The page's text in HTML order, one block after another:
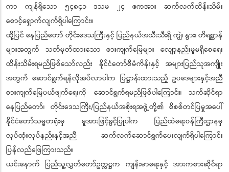
ကာ ကျန်ရှိသော ၅၄၈၄၁ ဒသမ ၂၄ ဧကအား ဆက်လက်ထိန်းသိမ်း
စောင့်ရှောက်လျက်ရှိပါကြောင်း။
ထို့ပြင် နေပြည်တော် တိုင်းဒေသကြီးနှင့် ပြည်နယ်အသီးသီးရှိ ကျွဲ၊ နွား၊ တိရစ္ဆာန်
များအတွက် သတ်မှတ်ထားသော စားကျက်မြေများ လျော့နည်းမှုမရှိစေရေး
ထိန်းသိမ်းရမည်ဖြစ်သော်လည်း နိုင်ငံတော်စီမံကိန်းနှင့် အများပြည်သူအကျိုး
အတွက် ဆောင်ရွက်ရန်လိုအပ်လာပါက ပြဋ္ဌာန်းထားသည့် ဥပဒေများနှင့်အညီ
စားကျက်မြေပယ်ဖျက်ရေးကို ဆောင်ရွက်ရမည်ဖြစ်ပါကြောင်း၊ သက်ဆိုင်ရာ
နေပြည်တော်၊ တိုင်းဒေသကြီး/ပြည်နယ်အစိုးရအဖွဲ့တို့၏ စိစစ်တင်ပြမှုအပေါ်
နိုင်ငံတော်သမ္မတရုံးမှ မူအားဖြင့်ခွင့်ပြုပါက ပြည်ထဲရေးဝန်ကြီးဌာနမှ
လုပ်ထုံးလုပ်နည်းနှင့်အညီ ဆက်လက်ဆောင်ရွက်ပေးလျက်ရှိပါကြောင်း
ပြန်လည်ဖြေကြားသည်။
ယင်းနောက် ပြည်သူ့လွှတ်တော်ဥက္ကဋ္ဌက ကျန်းမာရေးနှင့် အားကစားဆိုင်ရာ